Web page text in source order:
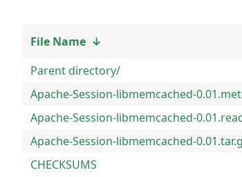
File Name ↓
Parent directory/
Apache-Session-libmemcached-
Apache-Session-libmemcached-
Apache-Session-libmemcached-
CHECKSUMS